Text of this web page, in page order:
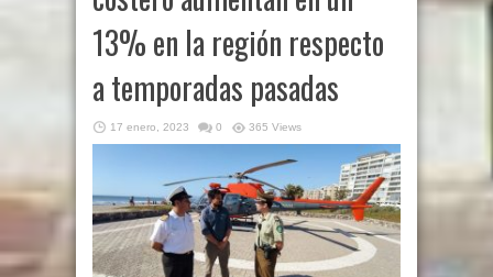
13% en la región respecto
a temporadas pasadas
17 enero, 2023 0 365 Views